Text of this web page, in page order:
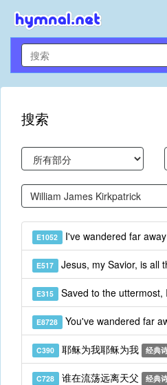
搜索
E1052 I've wandered far
E517 Jesus, my Savior, is all
E315 Saved to the uttermost,
E8728 You've wandered far
C390 耶稣为我耶稣为我 经典
C728 谁在流荡远离天父 经典